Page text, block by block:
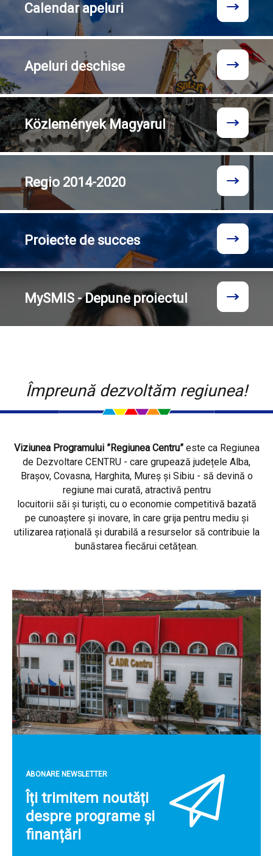
Calendarapeluri
Apeluri deschise
KözleményekMagyarul
Regio 2014-2020
Proiecte de succes
MySMIS - Depune proiectul
Împreună dezvoltăm regiunea!
Viziunea Programului ”Regiunea Centru”este ca Regiunea
de Dezvoltare CENTRU - care grupează județele Alba,
Brașov, Covasna, Harghita, Mureș și Sibiu - să devină o
regiune mai curată, atractivă pentru
locuitorii săi și turiști, cu o economie competitivă bazată
pe cunoaștere și inovare, în care grija pentru mediu și
utilizarea rațională și durabilă a resurselor să contribuie la
bunăstarea fiecărui cetățean.
ABONARE NEWSLETTER
Îți trimitem noutăți
despre programe și
finanțări